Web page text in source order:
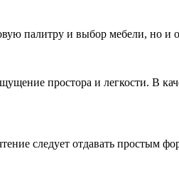
палитру и выбор мебели, но и
простора и легкости. В
следует отдавать простым